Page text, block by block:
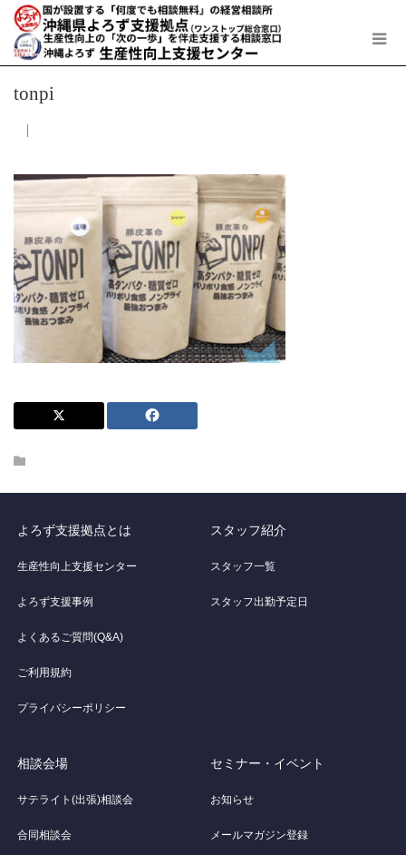
tonpi
よろず支援拠点とは
生産性向上支援センター
よろず支援事例
よくあるご質問(Q&A)
ご利用規約
プライバシーポリシー
スタッフ紹介
スタッフ一覧
スタッフ出勤予定日
相談会場
サテライト(出張)相談会
合同相談会
セミナー・イベント
お知らせ
メールマガジン登録